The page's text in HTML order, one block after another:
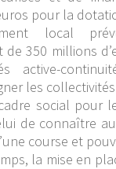
pour la
local
350 millions
active-
les collectivités
social pour
de connaître
course et
la mise en